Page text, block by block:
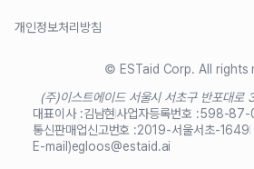
개인정보처리방침
© ESTaid Corp. All rights
(주)이스트에이드 서울시 서초구 반포대로
대표이사 :김남현사업자등록번호 :598-87-
통신판매업신고번호 :2019-서울서초-1649
E-mail)egloos@estaid.ai